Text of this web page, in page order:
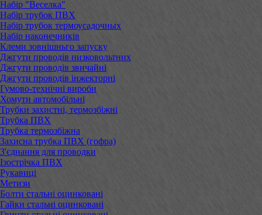
Набір "Веселка"
Набір трубок ПВХ
Набір трубок термоусадочных
Набір наконечників
Клеми зовнішньго запуску
Джгути проводів низковольтних
Джгути проводів звичайні
Джгути проводів інжекторні
Гумово-технічні вироби
Хомути автомобільні
Трубки захистні, термозбіжні
Трубка ПВХ
Трубка термозбіжна
Захисна трубка ПВХ (гофра)
З'єднання для проводки
Ізострічка ПВХ
Рукавиці
Метизи
Болти стальні оцинковані
Гайки стальні оцинковані